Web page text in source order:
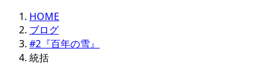
HOME
ブログ
#2『百年の雪』
統括